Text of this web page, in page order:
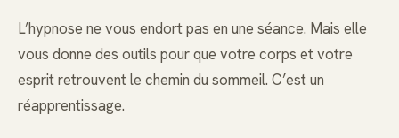
L’hypnose ne vous endort pas en une séance. Mais elle
vous donne des outils pour que votre corps et votre
esprit retrouvent le chemin du sommeil. C’est un
réapprentissage.